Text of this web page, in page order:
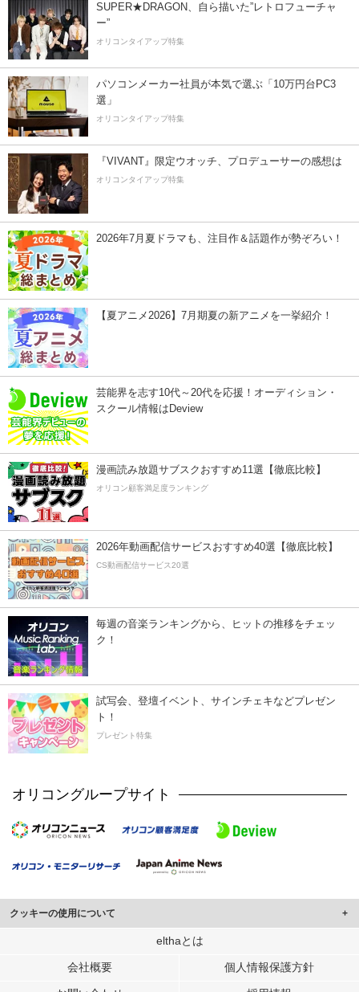
SUPER★DRAGON、自ら描いた”レトロフューチャ
ー”
オリコンタイアップ特集
パソコンメーカー社員が本気で選ぶ「10万円台PC3
選」
オリコンタイアップ特集
『VIVANT』限定ウオッチ、プロデューサーの感想は
オリコンタイアップ特集
2026年7月夏ドラマも、注目作＆話題作が勢ぞろい！
【夏アニメ2026】7月期夏の新アニメを一挙紹介！
芸能界を志す10代～20代を応援！オーディション・
スクール情報はDeview
漫画読み放題サブスクおすすめ11選【徹底比較】
オリコン顧客満足度ランキング
2026年動画配信サービスおすすめ40選【徹底比較】
CS動画配信サービス20選
毎週の音楽ランキングから、ヒットの推移をチェッ
ク！
試写会、登壇イベント、サインチェキなどプレゼン
ト！
プレゼント特集
オリコングループサイト
クッキーの使用について
このサイトでは Cookie を使用して、ユーザーに合わせたコンテンツや広告の
行っています。
elthaとは
会社概要 個人情報保護方針